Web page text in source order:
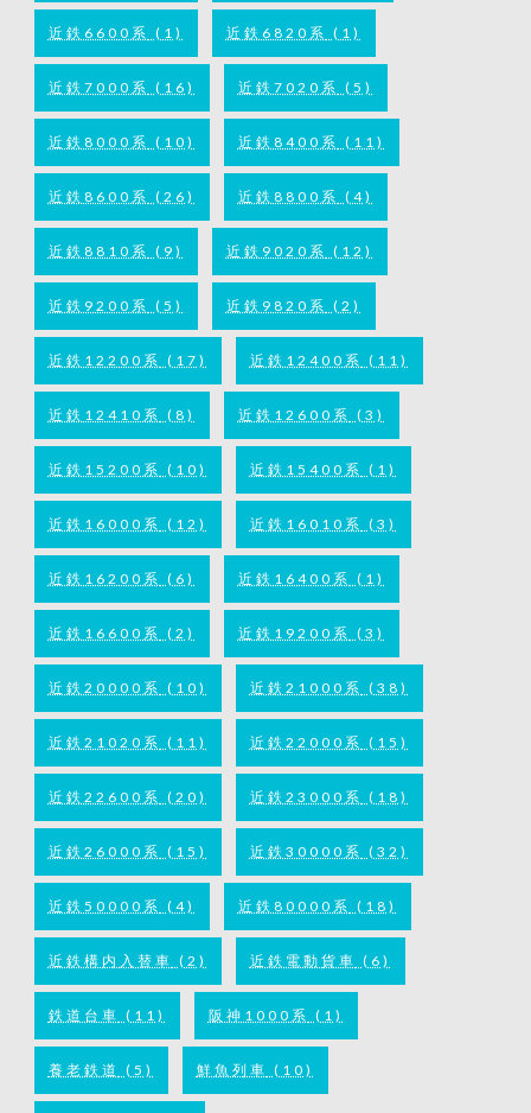
近鉄6600系 (1) 近鉄6820系 (1)
近鉄7000系 (16) 近鉄7020系 (5)
近鉄8000系 (10) 近鉄8400系 (11)
近鉄8600系 (26) 近鉄8800系 (4)
近鉄8810系 (9) 近鉄9020系 (12)
近鉄9200系 (5) 近鉄9820系 (2)
近鉄12200系 (17) 近鉄12400系 (11)
近鉄12410系 (8) 近鉄12600系 (3)
近鉄15200系 (10) 近鉄15400系 (1)
近鉄16000系 (12) 近鉄16010系 (3)
近鉄16200系 (6) 近鉄16400系 (1)
近鉄16600系 (2) 近鉄19200系 (3)
近鉄20000系 (10) 近鉄21000系 (38)
近鉄21020系 (11) 近鉄22000系 (15)
近鉄22600系 (20) 近鉄23000系 (18)
近鉄26000系 (15) 近鉄30000系 (32)
近鉄50000系 (4) 近鉄80000系 (18)
近鉄構内入替車 (2) 近鉄電動貨車 (6)
鉄道台車 (11) 阪神1000系 (1)
養老鉄道 (5) 鮮魚列車 (10)